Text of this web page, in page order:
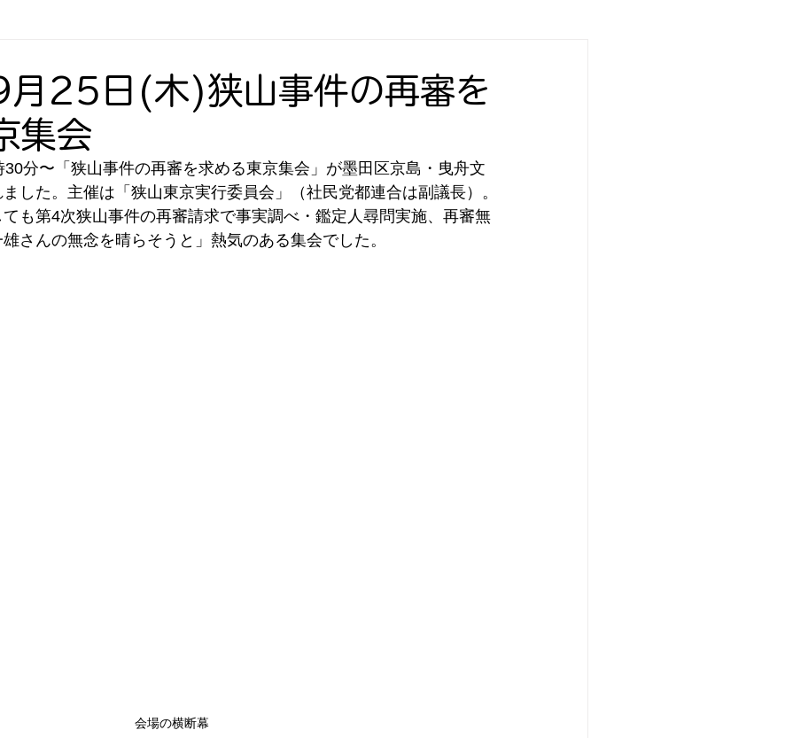
25日(木)狭山事件の再審を
集会
分〜「狭山事件の再審を求める東京集会」が墨田区京島・曳舟文
した。主催は「狭山東京実行委員会」（社民党都連合は副議長）。
ても第4次狭山事件の再審請求で事実調べ・鑑定人尋問実施、再審無
さんの無念を晴らそうと」熱気のある集会でした。
会場の横断幕